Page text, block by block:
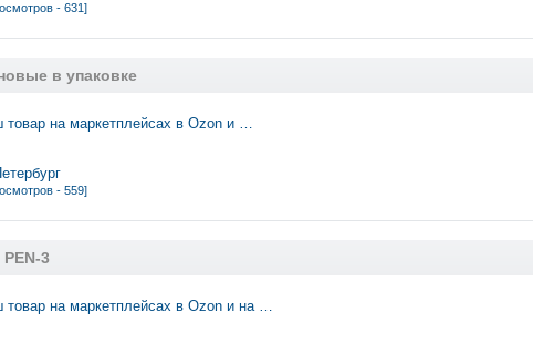
- 631]
в упаковке
тoвaр на маркетплейсах в Ozon и …
- 559]
3
товaр на маркетплейсах в Ozon и на …